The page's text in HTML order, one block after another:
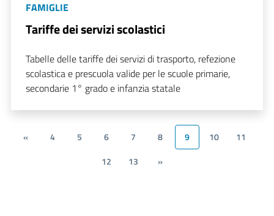
FAMIGLIE
Tariffe dei servizi scolastici
Tabelle delle tariffe dei servizi di trasporto, refezione
scolastica e prescuola valide per le scuole primarie,
secondarie 1° grado e infanzia statale
« 4 5 6 7 8 9 10
11
12
13 »